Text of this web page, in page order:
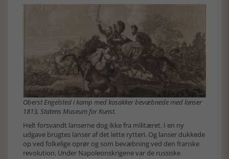
Oberst Engelsted i kamp med kosakker bevæbnede med lanser
1813, Statens Museum for Kunst.
Helt forsvandt lanserne dog ikke fra militæret. I en ny
udgave brugtes lanser af det lette rytteri. Og lanser dukkede
op ved folkelige oprør og som bevæbning ved den franske
revolution. Under Napoleonskrigene var de russiske